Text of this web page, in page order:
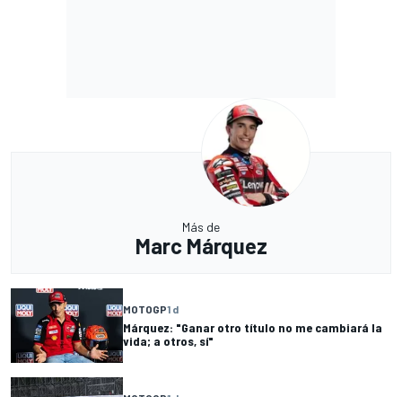
Más de
Marc Márquez
MOTOGP1 d
Márquez: "Ganar otro título no me cambiará la
vida; a otros, sí"